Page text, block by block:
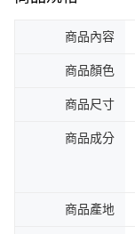
商品內容
商品顏色
商品尺寸
商品成分
商品產地